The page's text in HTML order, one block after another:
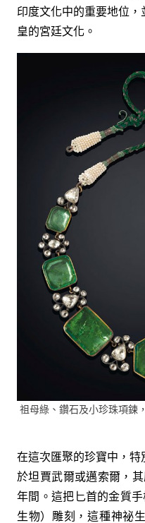
印度文化中的重要地位
皇的宮廷文化。
祖母綠、鑽石及小珍珠項鍊
在這次匯聚的珍寶中，特
於坦賈武爾或邁索爾，
年間。這把匕首的金質
生物）雕刻，這種神祕